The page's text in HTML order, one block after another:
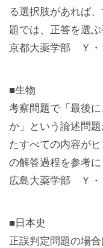
る選択肢があれば
題では、正答を選
京都大薬学部 Ｙ・
■生物
考察問題で「最後
か」という論述問
たすべての内容が
の解答過程を参考に
広島大薬学部 Ｙ・
■日本史
正誤判定問題の場